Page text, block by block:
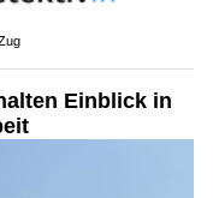
Einblick in